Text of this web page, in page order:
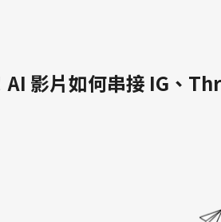
AI 影片如何串接 IG、